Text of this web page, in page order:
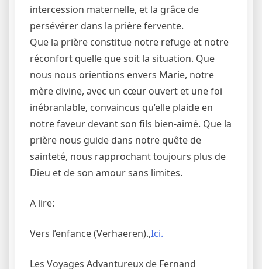
intercession maternelle, et la grâce de
persévérer dans la prière fervente.
Que la prière constitue notre refuge et notre
réconfort quelle que soit la situation. Que
nous nous orientions envers Marie, notre
mère divine, avec un cœur ouvert et une foi
inébranlable, convaincus qu’elle plaide en
notre faveur devant son fils bien-aimé. Que la
prière nous guide dans notre quête de
sainteté, nous rapprochant toujours plus de
Dieu et de son amour sans limites.
A lire:
Vers l’enfance (Verhaeren).,Ici.
Les Voyages Advantureux de Fernand